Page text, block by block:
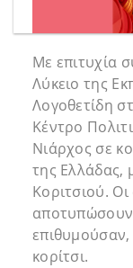
Με επιτυχία
Λύκειο της
Λογοθετίδη
Κέντρο
Νιάρχος σε
της Ελλάδας,
Κοριτσιού.
επιθυμούσαν,
κορίτσι.